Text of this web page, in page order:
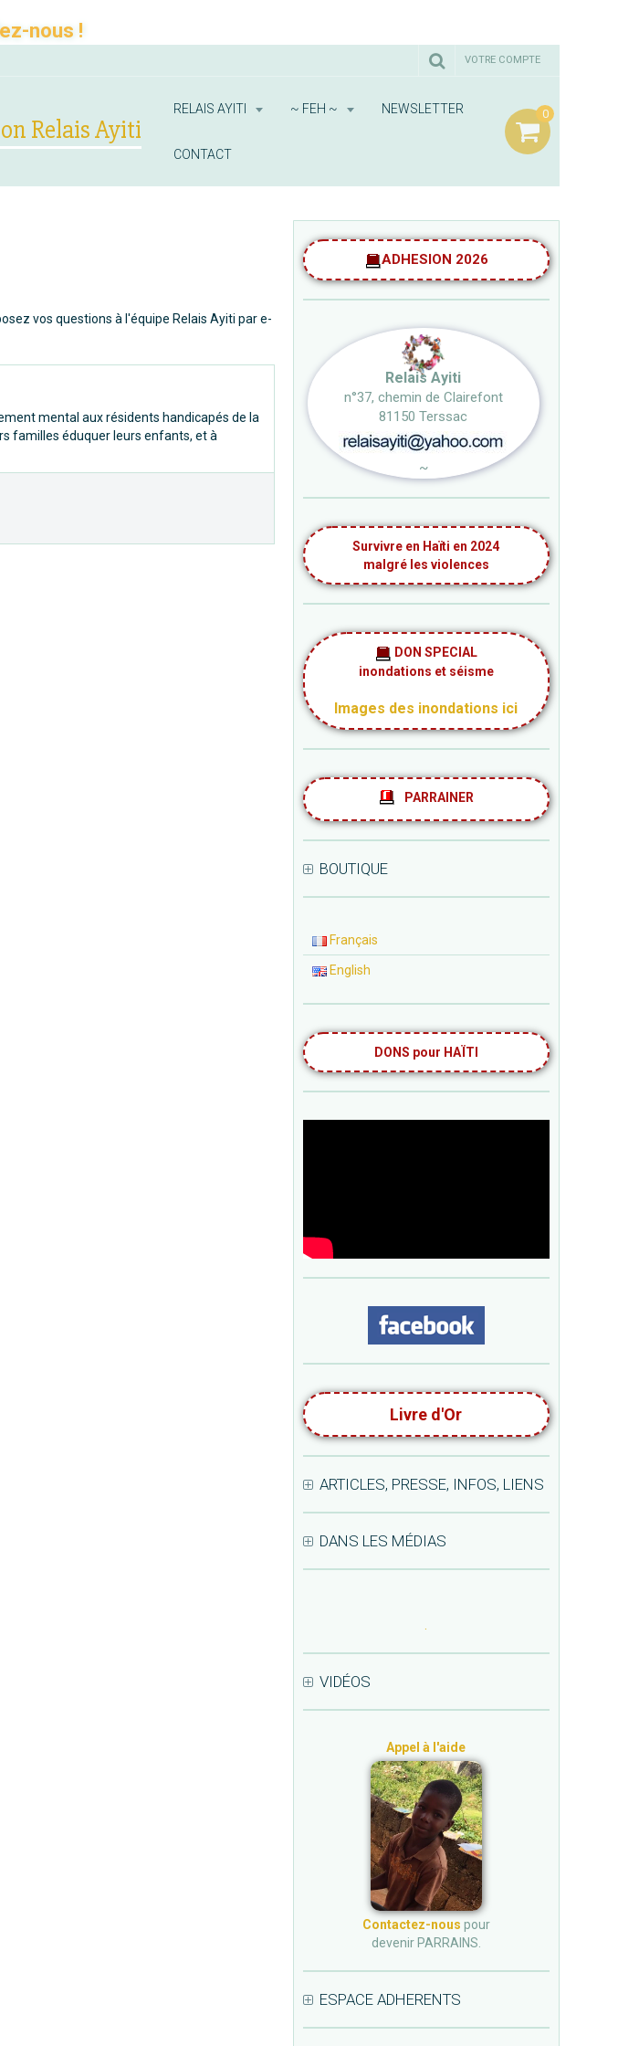
nous !
Relais Ayiti
RELAIS AYITI ~ FEH ~ NEWSLETTER
CONTACT
0
VOTRE COMPTE
vos questions à l'équipe Relais Ayiti par e-
mental aux résidents handicapés de la
familles éduquer leurs enfants, et à
ADHESION 2026
Relais Ayiti
n°37, chemin de Clairefont
81150 Terssac
~
Survivre en Haïti en 2024
malgré les violences
DON SPECIAL
inondations et séisme
Images des inondations ici
PARRAINER
BOUTIQUE
Français
English
DONS pour HAÏTI
Livre d'Or
ARTICLES, PRESSE, INFOS, LIENS
DANS LES MÉDIAS
VIDÉOS
Appel à l'aide
Contactez-nous pour
devenir PARRAINS.
ESPACE ADHERENTS